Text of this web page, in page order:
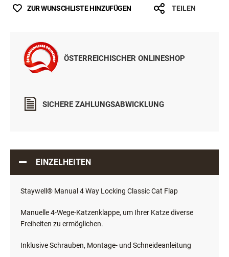
ZUR WUNSCHLISTE HINZUFÜGEN TEILEN
ÖSTERREICHISCHER ONLINESHOP
SICHERE ZAHLUNGSABWICKLUNG
EINZELHEITEN
Staywell® Manual 4 Way Locking Classic Cat Flap
Manuelle 4-Wege-Katzenklappe, um Ihrer Katze diverse
Freiheiten zu ermöglichen.
Inklusive Schrauben, Montage- und Schneideanleitung